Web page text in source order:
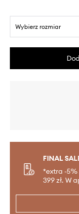
Wybierz rozmiar
FINAL
*extra -5%
399 zł. W